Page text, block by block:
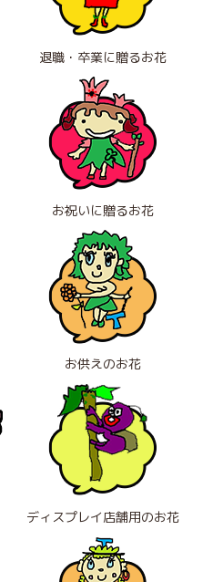
退職・卒業に贈るお花
お祝いに贈るお花
お供えのお花
ディスプレイ店舗用のお花